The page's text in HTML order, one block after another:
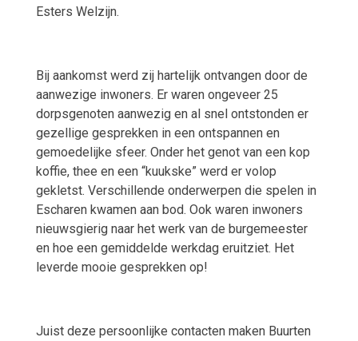
Esters Welzijn.
Bij aankomst werd zij hartelijk ontvangen door de
aanwezige inwoners. Er waren ongeveer 25
dorpsgenoten aanwezig en al snel ontstonden er
gezellige gesprekken in een ontspannen en
gemoedelijke sfeer. Onder het genot van een kop
koffie, thee en een “kuukske” werd er volop
gekletst. Verschillende onderwerpen die spelen in
Escharen kwamen aan bod. Ook waren inwoners
nieuwsgierig naar het werk van de burgemeester
en hoe een gemiddelde werkdag eruitziet. Het
leverde mooie gesprekken op!
Juist deze persoonlijke contacten maken Buurten